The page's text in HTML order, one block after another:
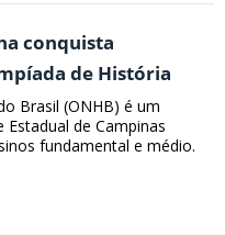
conquista
de História
Brasil (ONHB) é um
de Campinas
fundamental e médio.